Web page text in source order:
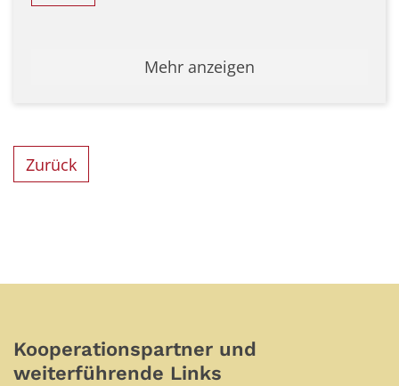
Mehr anzeigen
Zurück
Kooperationspartner und
weiterführende Links